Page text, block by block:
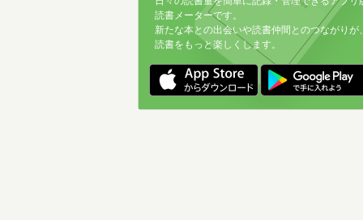
読書メーターです。
新たな本との出会いや読書仲間とのつながりが
読書をもっと楽しくします。